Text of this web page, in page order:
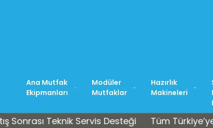
Ana Mutfak
Ekipmanları
Modüler
Mutfaklar
Hazırlık
Makineleri
Teknik Servis Desteği Tüm Türkiye’ye